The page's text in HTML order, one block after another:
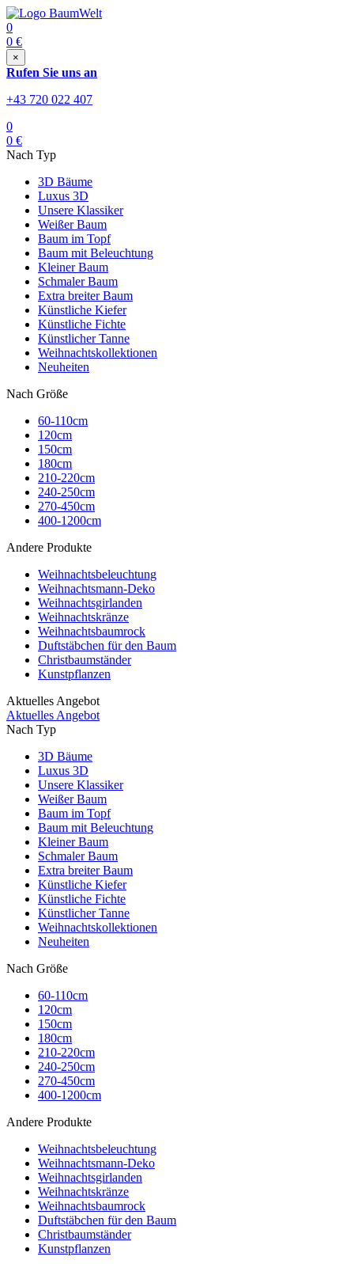
0
0 €
×
Rufen Sie uns an
+43 720 022 407
0
0 €
Nach Typ
3D Bäume
Luxus 3D
Unsere Klassiker
Weißer Baum
Baum im Topf
Baum mit Beleuchtung
Kleiner Baum
Schmaler Baum
Extra breiter Baum
Künstliche Kiefer
Künstliche Fichte
Künstlicher Tanne
Weihnachtskollektionen
Neuheiten
Nach Größe
60-110cm
120cm
150cm
180cm
210-220cm
240-250cm
270-450cm
400-1200cm
Andere Produkte
Weihnachtsbeleuchtung
Weihnachtsmann-Deko
Weihnachtsgirlanden
Weihnachtskränze
Weihnachtsbaumrock
Duftstäbchen für den Baum
Christbaumständer
Kunstpflanzen
Aktuelles Angebot
Aktuelles Angebot
Nach Typ
3D Bäume
Luxus 3D
Unsere Klassiker
Weißer Baum
Baum im Topf
Baum mit Beleuchtung
Kleiner Baum
Schmaler Baum
Extra breiter Baum
Künstliche Kiefer
Künstliche Fichte
Künstlicher Tanne
Weihnachtskollektionen
Neuheiten
Nach Größe
60-110cm
120cm
150cm
180cm
210-220cm
240-250cm
270-450cm
400-1200cm
Andere Produkte
Weihnachtsbeleuchtung
Weihnachtsmann-Deko
Weihnachtsgirlanden
Weihnachtskränze
Weihnachtsbaumrock
Duftstäbchen für den Baum
Christbaumständer
Kunstpflanzen